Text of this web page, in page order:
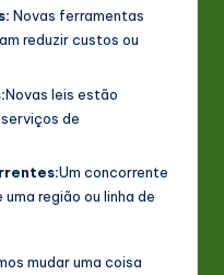
Novas ferramentas
reduzir custos ou
Novas leis estão
de
Um concorrente
região ou linha de
mudar uma coisa